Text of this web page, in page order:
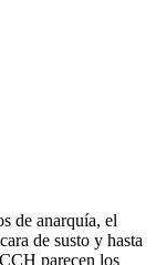
de anarquía, el
de susto y hasta
parecen los